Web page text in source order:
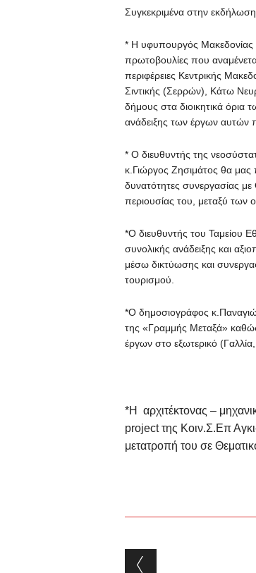
Συγκεκριμένα στην
* Η υφυπουργός Μακεδονίας
πρωτοβουλίες που
περιφέρειες Κεντρικής
Σιντικής (Σερρών), Κάτω
δήμους στα διοικητικά
ανάδειξης των έργων αυτών
* Ο διευθυντής της
κ.Γιώργος Ζησιμάτος θα μας
δυνατότητες συνεργασίας με
περιουσίας του, μεταξύ των
*Ο διευθυντής του Ταμείου
συνολικής ανάδειξης και
μέσω δικτύωσης και
τουρισμού.
*Ο δημοσιογράφος
της «Γραμμής Μεταξά» καθώς
έργων στο εξωτερικό
*Η αρχιτέκτονας –
project της Kοιν.Σ.Επ
μετατροπή του σε
Post